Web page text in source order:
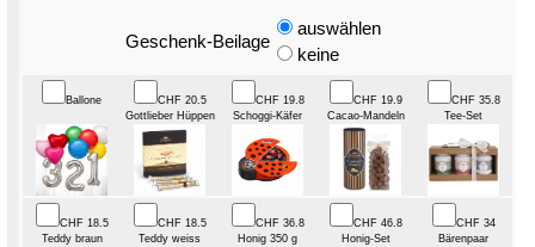
Geschenk-Beilage
auswählen
keine
Ballone
CHF 20.5
Gottlieber Hüppen
CHF 19.8
Schoggi-Käfer
CHF 19.9
Cacao-Mandeln
CHF 35.8
Tee-Set
CHF 18.5
Teddy braun
CHF 18.5
Teddy weiss
CHF 36.8
Honig 350 g
CHF 46.8
Honig-Set
CHF 34
Bärenpaar